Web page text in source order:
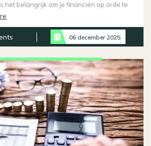
het belangrijk om je financiën op orde te
More
06 december 2025